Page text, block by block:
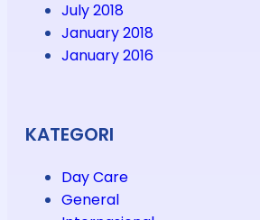
July 2018
January 2018
January 2016
KATEGORI
Day Care
General